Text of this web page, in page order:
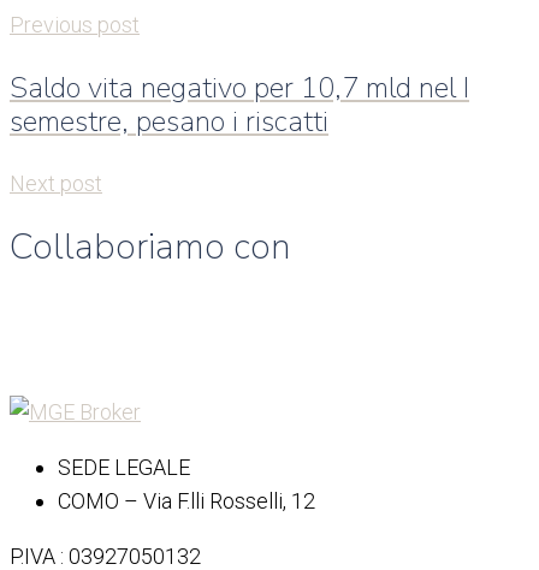
Previous post
Saldo vita negativo per 10,7 mld nel I
semestre, pesano i riscatti
Next post
Collaboriamo con
SEDE LEGALE
COMO – Via F.lli Rosselli, 12
P.IVA : 03927050132